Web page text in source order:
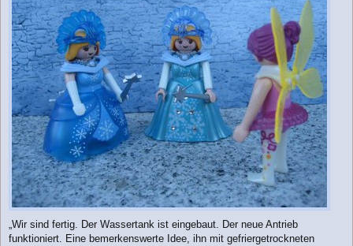
g
„Wir sind fertig. Der Wassertank ist eingebaut. Der neue Antrieb
funktioniert. Eine bemerkenswerte Idee, ihn mit gefriergetrockneten